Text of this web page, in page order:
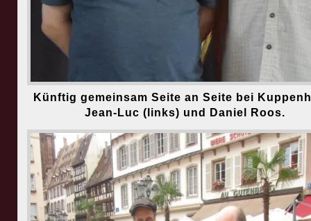
Künftig gemeinsam Seite an Seite bei
Jean-Luc (links) und Daniel Roos.